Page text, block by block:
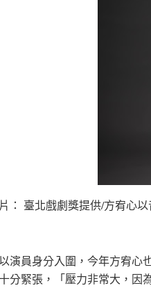
片： 臺北戲劇獎提供/方宥心
演員身分入圍，今年方宥心
分緊張，「壓力非常大，因